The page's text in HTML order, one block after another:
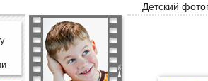
Детский